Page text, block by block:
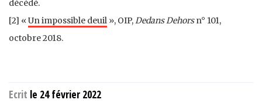
décédé.
[2] «Un impossible deuil », OIP, Dedans Dehorsn° 101,
octobre 2018.
Ecrit le 24 février 2022